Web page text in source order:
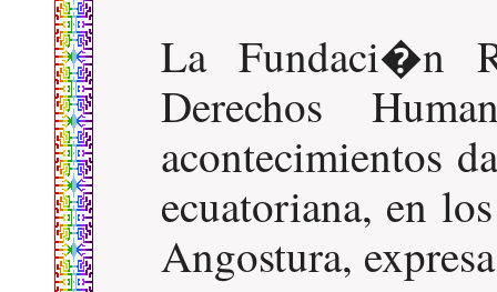
La Fundaci�n
Derechos
acontecimientos
ecuatoriana, en
Angostura,